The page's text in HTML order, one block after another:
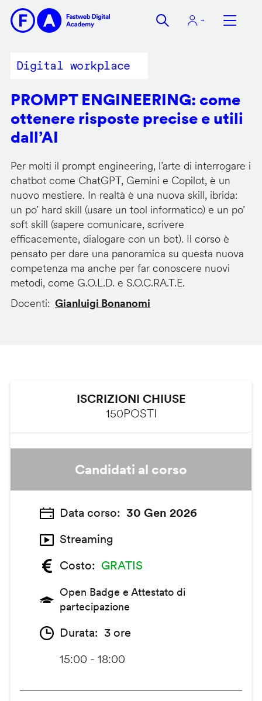
contenuto
Digital workplace
PROMPT ENGINEERING: come
ottenere risposte precise e utili
dall’AI
Per molti il prompt engineering, l’arte di interrogare i
chatbot come ChatGPT, Gemini e Copilot, è un
nuovo mestiere. In realtà è una nuova skill, ibrida:
un po’ hard skill (usare un tool informatico) e un po’
soft skill (sapere comunicare, scrivere
efficacemente, dialogare con un bot). Il corso è
pensato per dare una panoramica su questa nuova
competenza ma anche per far conoscere nuovi
metodi, come G.O.L.D. e S.O.C.RA.T.E.
Docenti
Gianluigi Bonanomi
ISCRIZIONI CHIUSE
POSTI
150
Candidati al corso
Data corso
30 Gen 2026
Streaming
Costo
GRATIS
Open Badge e Attestato di
partecipazione
Durata
3 ore
15:00 - 18:00